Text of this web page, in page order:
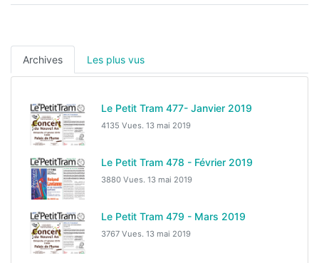
Archives Les plus vus
Le Petit Tram 477- Janvier 2019
4135 Vues. 13 mai 2019
Le Petit Tram 478 - Février 2019
3880 Vues. 13 mai 2019
Le Petit Tram 479 - Mars 2019
3767 Vues. 13 mai 2019